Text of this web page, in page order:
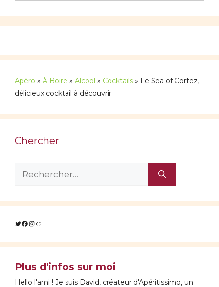
Apéro » À Boire » Alcool » Cocktails » Le Sea of Cortez,
délicieux cocktail à découvrir
Chercher
Twitter
Facebook
Instagram
Lien
Plus d'infos sur moi
Hello l'ami ! Je suis David, créateur d'Apéritissimo, un